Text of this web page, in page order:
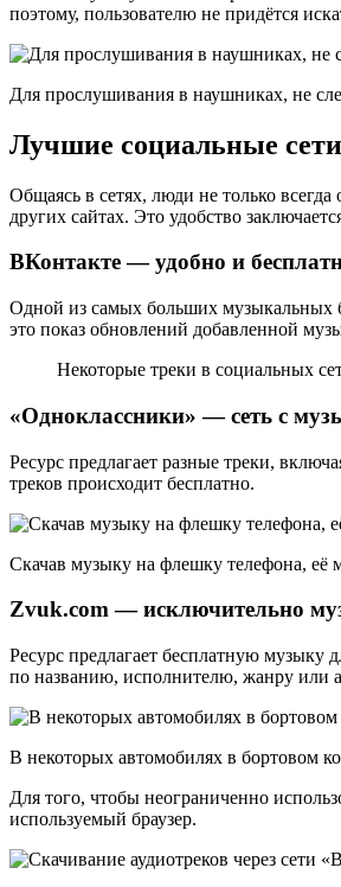
поэтому, пользователю не придётся
Для прослушивания в наушниках, не
Лучшие социальные
Общаясь в сетях, люди не только
других сайтах. Это удобство
ВКонтакте — удобно и
Одной из самых больших музыкальных
это показ обновлений добавленной
Некоторые треки в социальных
«Одноклассники» — сеть с
Ресурс предлагает разные треки,
треков происходит бесплатно.
Скачав музыку на флешку телефона, её
Zvuk.com — исключительно
Ресурс предлагает бесплатную
по названию, исполнителю, жанру или
В некоторых автомобилях в бортовом
Для того, чтобы неограниченно
используемый браузер.